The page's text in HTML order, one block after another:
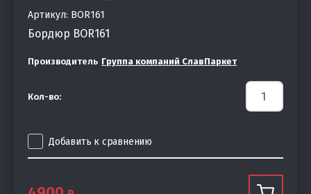
Артикул: BOR161
Бордюр BOR161
Производитель Группа компаний СлавПаркет
Кол-во:
Добавить к сравнению